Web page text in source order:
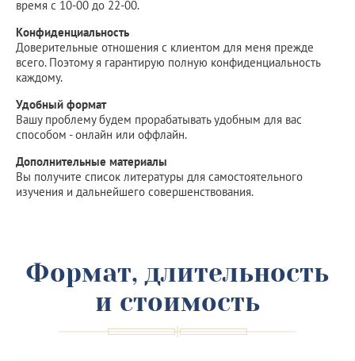
время с 10-00 до 22-00.
Конфиденциальность
Доверительные отношения с клиентом для меня прежде
всего. Поэтому я гарантирую полную конфиденциальность
каждому.
Удобный формат
Вашу проблему будем прорабатывать удобным для вас
способом - онлайн или оффлайн.
Дополнительные материалы
Вы получите список литературы для самостоятельного
изучения и дальнейшего совершенствования.
Формат, длительность
и стоимость